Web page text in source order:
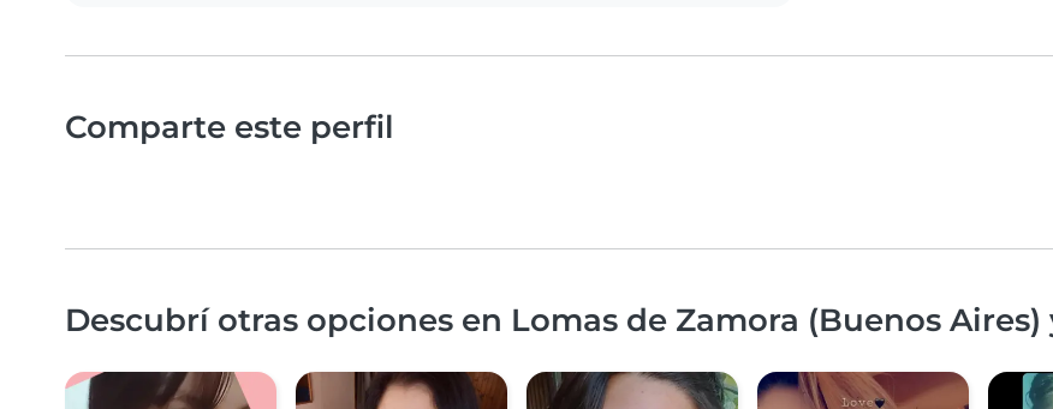
Comparte este perfil
Descubrí otras opciones en Lomas de Zamora (Buenos